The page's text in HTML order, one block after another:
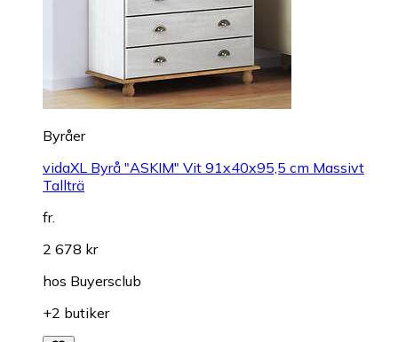
Byråer
vidaXL Byrå "ASKIM" Vit 91x40x95,5 cm Massivt
Tallträ
fr.
2 678 kr
hos Buyersclub
+2 butiker